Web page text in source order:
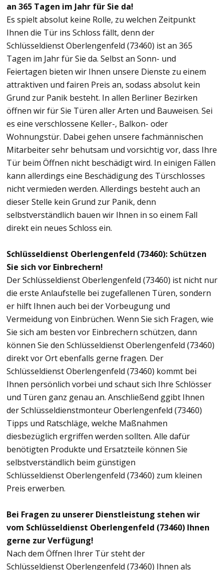
an 365 Tagen im Jahr für Sie da!
Es spielt absolut keine Rolle, zu welchen Zeitpunkt
Ihnen die Tür ins Schloss fällt, denn der
Schlüsseldienst Oberlengenfeld (73460) ist an 365
Tagen im Jahr für Sie da. Selbst an Sonn- und
Feiertagen bieten wir Ihnen unsere Dienste zu einem
attraktiven und fairen Preis an, sodass absolut kein
Grund zur Panik besteht. In allen Berliner Bezirken
öffnen wir für Sie Türen aller Arten und Bauweisen. Sei
es eine verschlossene Keller-, Balkon- oder
Wohnungstür. Dabei gehen unsere fachmännischen
Mitarbeiter sehr behutsam und vorsichtig vor, dass Ihre
Tür beim Öffnen nicht beschädigt wird. In einigen Fällen
kann allerdings eine Beschädigung des Türschlosses
nicht vermieden werden. Allerdings besteht auch an
dieser Stelle kein Grund zur Panik, denn
selbstverständlich bauen wir Ihnen in so einem Fall
direkt ein neues Schloss ein.
Schlüsseldienst Oberlengenfeld (73460): Schützen
Sie sich vor Einbrechern!
Der Schlüsseldienst Oberlengenfeld (73460) ist nicht nur
die erste Anlaufstelle bei zugefallenen Türen, sondern
er hilft Ihnen auch bei der Vorbeugung und
Vermeidung von Einbrüchen. Wenn Sie sich Fragen, wie
Sie sich am besten vor Einbrechern schützen, dann
können Sie den Schlüsseldienst Oberlengenfeld (73460)
direkt vor Ort ebenfalls gerne fragen. Der
Schlüsseldienst Oberlengenfeld (73460) kommt bei
Ihnen persönlich vorbei und schaut sich Ihre Schlösser
und Türen ganz genau an. Anschließend ggibt Ihnen
der Schlüsseldienstmonteur Oberlengenfeld (73460)
Tipps und Ratschläge, welche Maßnahmen
diesbezüglich ergriffen werden sollten. Alle dafür
benötigten Produkte und Ersatzteile können Sie
selbstverständlich beim günstigen
Schlüsseldienst Oberlengenfeld (73460) zum kleinen
Preis erwerben.
Bei Fragen zu unserer Dienstleistung stehen wir
vom Schlüsseldienst Oberlengenfeld (73460) Ihnen
gerne zur Verfügung!
Nach dem Öffnen Ihrer Tür steht der
Schlüsseldienst Oberlengenfeld (73460) Ihnen als